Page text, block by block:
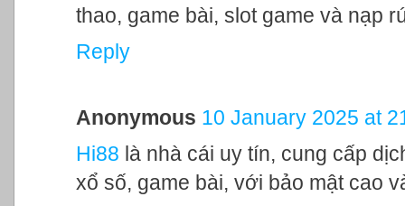
thao, game bài, slot game và nạp
Reply
Anonymous 10 January 2025 at
Hi88 là nhà cái uy tín, cung cấp
xổ số, game bài, với bảo mật cao